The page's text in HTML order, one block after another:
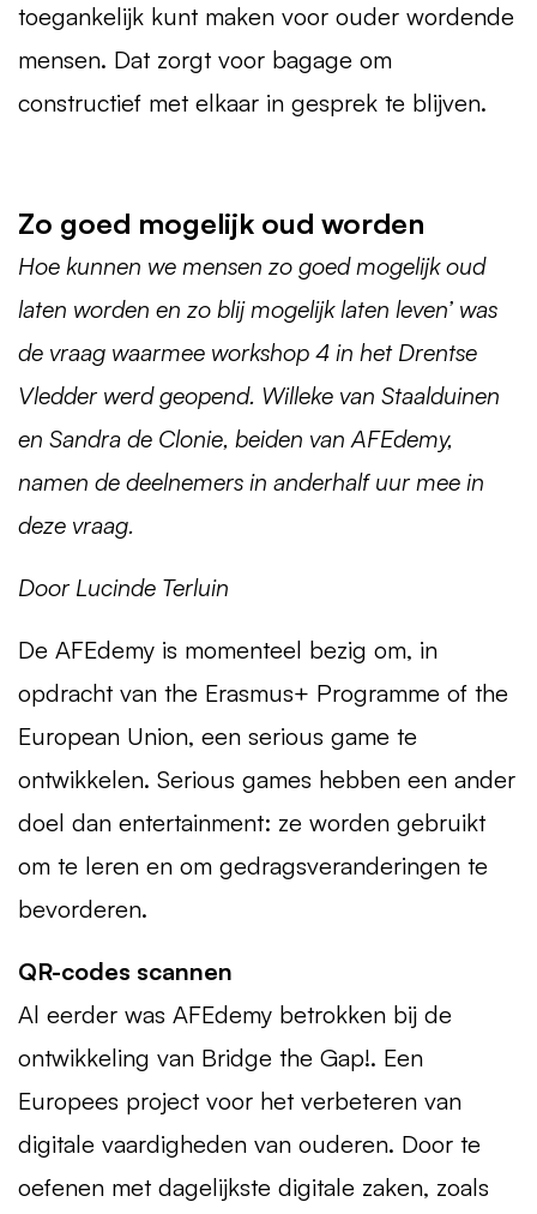
toegankelijk kunt maken voor ouder wordende
mensen. Dat zorgt voor bagage om
constructief met elkaar in gesprek te blijven.
Zo goed mogelijk oud worden
Hoe kunnen we mensen zo goed mogelijk oud
laten worden en zo blij mogelijk laten leven’ was
de vraag waarmee workshop 4 in het Drentse
Vledder werd geopend. Willeke van Staalduinen
en Sandra de Clonie, beiden van AFEdemy,
namen de deelnemers in anderhalf uur mee in
deze vraag.
Door Lucinde Terluin
De AFEdemy is momenteel bezig om, in
opdracht van the Erasmus+ Programme of the
European Union, een serious game te
ontwikkelen. Serious games hebben een ander
doel dan entertainment: ze worden gebruikt
om te leren en om gedragsveranderingen te
bevorderen.
QR-codes scannen
Al eerder was AFEdemy betrokken bij de
ontwikkeling van Bridge the Gap!. Een
Europees project voor het verbeteren van
digitale vaardigheden van ouderen. Door te
oefenen met dagelijkste digitale zaken, zoals